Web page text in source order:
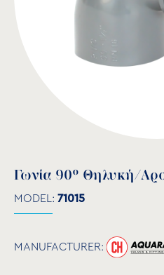
Γωνία 90° Θηλυκή/
MODEL: 71015
MANUFACTURER: